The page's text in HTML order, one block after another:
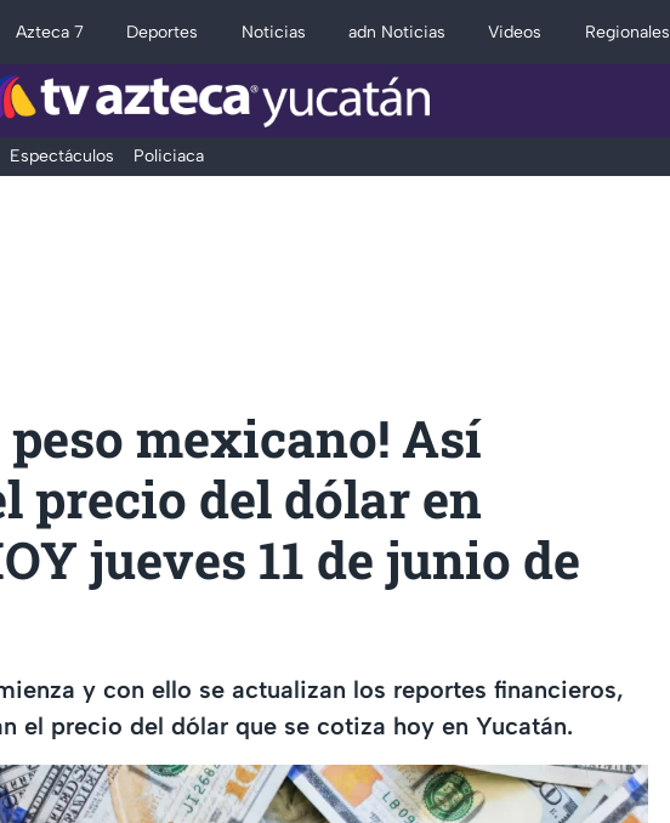
Azteca 7 Deportes Noticias adn Noticias Videos Regionales
Espectáculos Policiaca
peso mexicano! Así
precio del dólar en
jueves 11 de junio de
y con ello se actualizan los reportes financieros,
el precio del dólar que se cotiza hoy en Yucatán.